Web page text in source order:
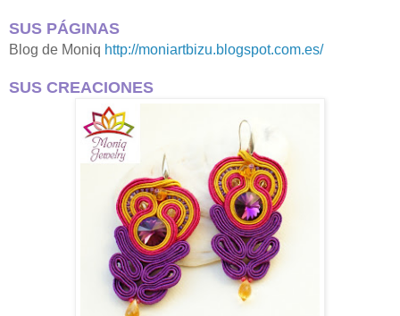
SUS PÁGINAS
Blog de Moniq http://moniartbizu.blogspot.com.es/
SUS CREACIONES